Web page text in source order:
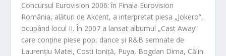
Concursul Eurovision 2006: în Finala Eurovision
România, alături de Akcent, a interpretat piesa „Jokero”,
ocupând locul II. În 2007 a lansat albumul „Cast Away”
care conține piese pop, dance și R&B semnate de
Laurențiu Matei, Costi Ioniță, Puya, Bogdan Dima, Călin